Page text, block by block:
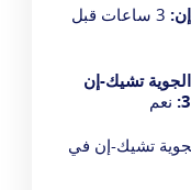
3 ساعات قبل
تشيك-إن
نعم
تشيك-إن في